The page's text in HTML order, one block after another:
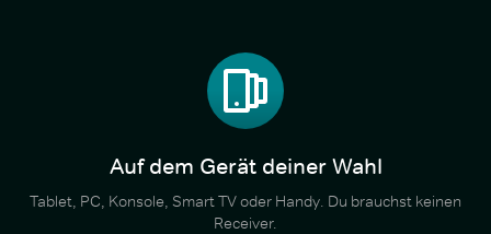
Auf dem Gerät deiner Wahl
Tablet, PC, Konsole, Smart TV oder Handy. Du brauchst keinen
Receiver.